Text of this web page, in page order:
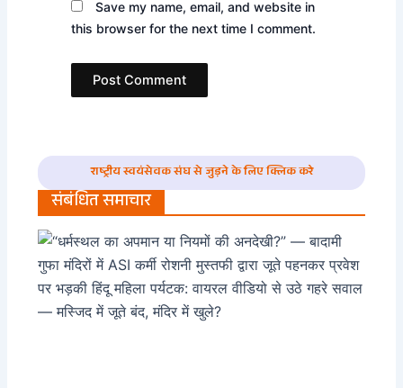
Save my name, email, and website in
this browser for the next time I comment.
राष्ट्रीय स्वयंसेवक संघ से जुड़ने के लिए क्लिक करे
संबंधित समाचार